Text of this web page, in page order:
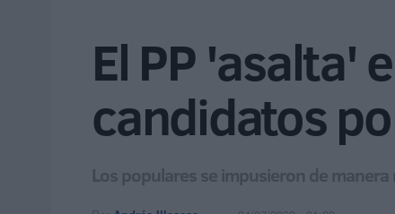
El PP 'asalta'
candidatos
Los populares se impusieron de